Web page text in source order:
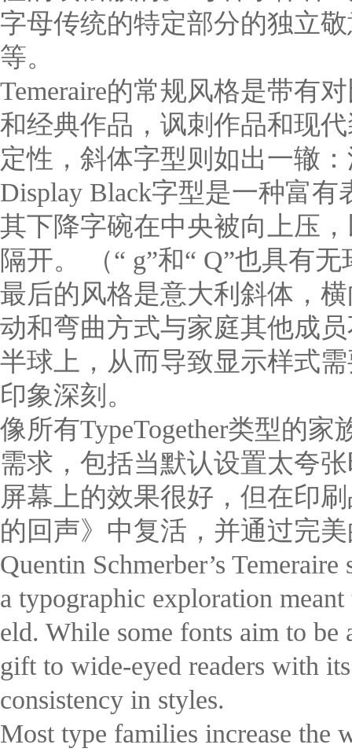
字母传统的特定部分的独立
等。
Temeraire的常规风格是带有
和经典作品，讽刺作品和现
定性，斜体字型则如出一辙
Display Black字型是一种富
其下降字碗在中央被向上压
隔开。 （“ g”和“ Q”也具有
最后的风格是意大利斜体，
动和弯曲方式与家庭其他成
半球上，从而导致显示样式
印象深刻。
像所有TypeTogether类型的
需求，包括当默认设置太夸
屏幕上的效果很好，但在印
的回声》中复活，并通过完
Quentin Schmerber’s
a typographic exploration
eld. While some fonts aim to be
gift to wide-eyed readers with
consistency in styles.
Most type families increase the